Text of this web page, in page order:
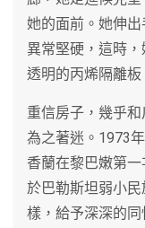
她的面前。她伸
異常堅硬，這時
透明的丙烯隔離板
重信房子，幾乎
為之著迷。1973
香蘭在黎巴嫩第
於巴勒斯坦弱小
樣，給予深深的